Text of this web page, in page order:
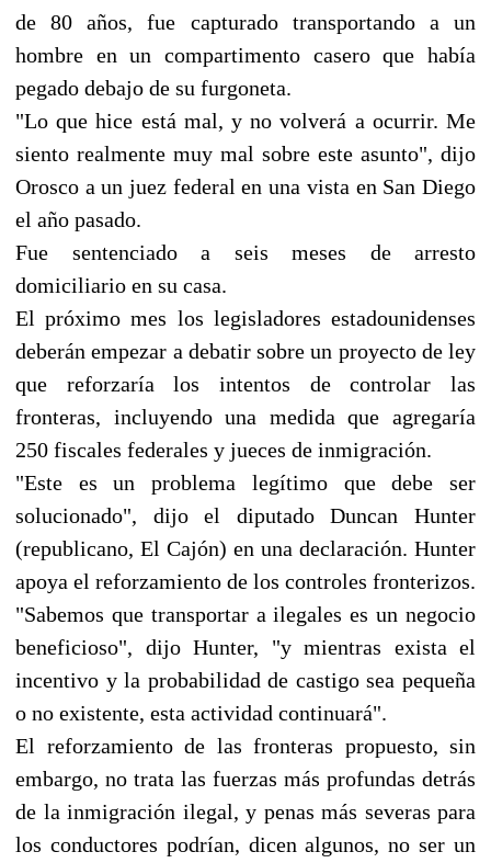
de 80 años, fue capturado transportando a un
hombre en un compartimento casero que había
pegado debajo de su furgoneta.
"Lo que hice está mal, y no volverá a ocurrir. Me
siento realmente muy mal sobre este asunto", dijo
Orosco a un juez federal en una vista en San Diego
el año pasado.
Fue sentenciado a seis meses de arresto
domiciliario en su casa.
El próximo mes los legisladores estadounidenses
deberán empezar a debatir sobre un proyecto de ley
que reforzaría los intentos de controlar las
fronteras, incluyendo una medida que agregaría
250 fiscales federales y jueces de inmigración.
"Este es un problema legítimo que debe ser
solucionado", dijo el diputado Duncan Hunter
(republicano, El Cajón) en una declaración. Hunter
apoya el reforzamiento de los controles fronterizos.
"Sabemos que transportar a ilegales es un negocio
beneficioso", dijo Hunter, "y mientras exista el
incentivo y la probabilidad de castigo sea pequeña
o no existente, esta actividad continuará".
El reforzamiento de las fronteras propuesto, sin
embargo, no trata las fuerzas más profundas detrás
de la inmigración ilegal, y penas más severas para
los conductores podrían, dicen algunos, no ser un